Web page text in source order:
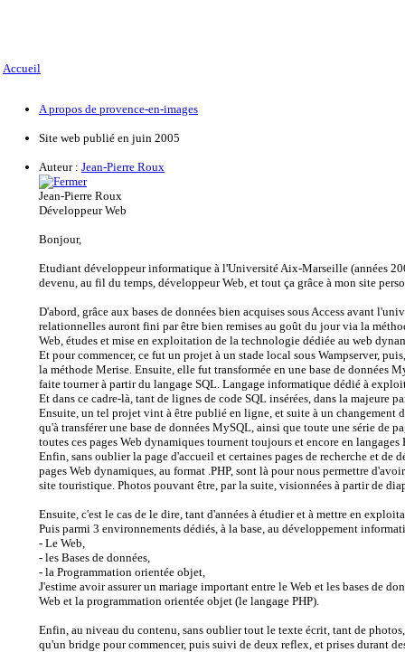
Accueil
A propos de provence-en-images
Site web publié en juin 2005
Auteur : Jean-Pierre Roux
Jean-Pierre Roux
Développeur Web
Bonjour,
Etudiant développeur informatique à l'Université Aix-Marseille (années
devenu, au fil du temps, développeur Web, et tout ça grâce à mon site
D'abord, grâce aux bases de données bien acquises sous Access avant
relationnelles auront fini par être bien remises au goût du jour via la
Web, études et mise en exploitation de la technologie dédiée au web
Et pour commencer, ce fut un projet à un stade local sous Wampserver,
la méthode Merise. Ensuite, elle fut transformée en une base de données
faite tourner à partir du langage SQL. Langage informatique dédié à
Et dans ce cadre-là, tant de lignes de code SQL insérées, dans la majeure
Ensuite, un tel projet vint à être publié en ligne, et suite à un changement
qu'à transférer une base de données MySQL, ainsi que toute une série de
toutes ces pages Web dynamiques tournent toujours et encore en
Enfin, sans oublier la page d'accueil et certaines pages de recherche et de
pages Web dynamiques, au format .PHP, sont là pour nous permettre
site touristique. Photos pouvant être, par la suite, visionnées à partir de
Ensuite, c'est le cas de le dire, tant d'années à étudier et à mettre en
Puis parmi 3 environnements dédiés, à la base, au développement
- Le Web,
- les Bases de données,
- la Programmation orientée objet,
J'estime avoir assurer un mariage important entre le Web et les bases de
Web et la programmation orientée objet (le langage PHP).
Enfin, au niveau du contenu, sans oublier tout le texte écrit, tant de
qu'un bridge pour commencer, puis suivi de deux reflex, et prises durant